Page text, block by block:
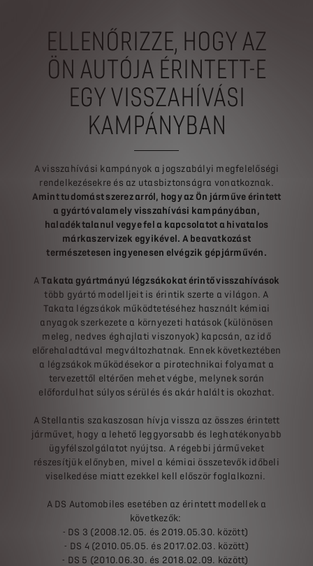
ELLENŐRIZZE, HOGY AZ
ÖN AUTÓJA ÉRINTETT-E
EGY VISSZAHÍVÁSI
KAMPÁNYBAN
A visszahívási kampányok a jogszabályi megfelelőségi
rendelkezésekre és az utasbiztonságra vonatkoznak.
Amint tudomást szerez arról, hogy az Ön járműve érintett
a gyártó valamely visszahívási kampányában,
haladéktalanul vegye fel a kapcsolatot a hivatalos
márkaszervizek egyikével. A beavatkozást
természetesen ingyenesen elvégzik gépjárművén.
A Takata gyártmányú légzsákokat érintő visszahívások
több gyártó modelljeit is érintik szerte a világon. A
Takata légzsákok működtetéséhez használt kémiai
anyagok szerkezete a környezeti hatások (különösen
meleg, nedves éghajlati viszonyok) kapcsán, az idő
előrehaladtával megváltozhatnak. Ennek következtében
a légzsákok működésekor a pirotechnikai folyamat a
tervezettől eltérően mehet végbe, melynek során
előfordulhat súlyos sérülés és akár halált is okozhat.
A Stellantis szakaszosan hívja vissza az összes érintett
járművet, hogy a lehető leggyorsabb és leghatékonyabb
ügyfélszolgálatot nyújtsa. A régebbi járműveket
részesítjük előnyben, mivel a kémiai összetevők időbeli
viselkedése miatt ezekkel kell először foglalkozni.
A DS Automobiles esetében az érintett modellek a
következők:
- DS 3 (2008.12.05. és 2019.05.30. között)
- DS 4 (2010.05.05. és 2017.02.03. között)
- DS 5 (2010.06.30. és 2018.02.09. között)